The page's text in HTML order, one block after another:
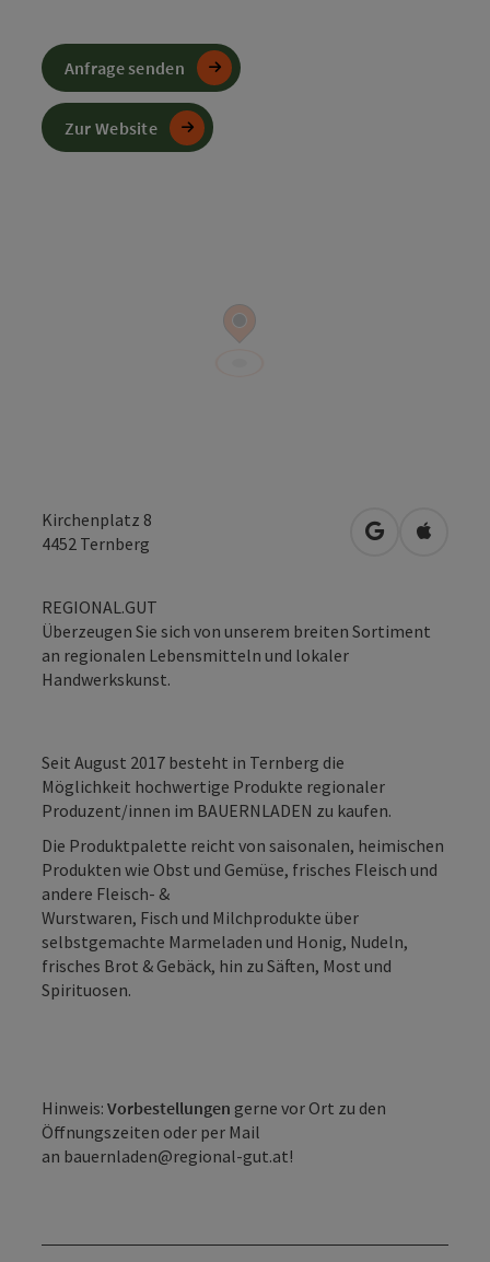
Kirchenplatz 8
4452 Ternberg in Google
in
REGIONAL.GUT
Überzeugen Sie sich von unserem breiten Sortiment
an regionalen Lebensmitteln und lokaler
Handwerkskunst.
Seit August 2017 besteht in Ternberg die
Möglichkeit hochwertige Produkte regionaler
Produzent/innen im BAUERNLADEN zu kaufen.
Die Produktpalette reicht von saisonalen, heimischen
Produkten wie Obst und Gemüse, frisches Fleisch und
andere Fleisch- &
Wurstwaren, Fisch und Milchprodukte über
selbstgemachte Marmeladen und Honig, Nudeln,
frisches Brot & Gebäck, hin zu Säften, Most und
Spirituosen.
Hinweis: Vorbestellungen gerne vor Ort zu den
Öffnungszeiten oder per Mail
an bauernladen@regional-gut.at!
Anfrage senden
Zur Website